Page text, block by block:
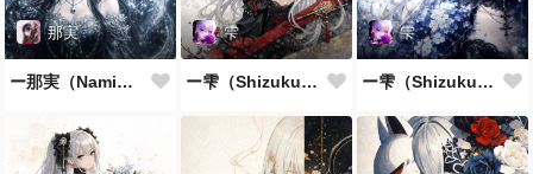
那実
ー那実（Nami）ー
雫
ー雫（Shizuku）ー
雫
ー雫（Shizuku）ー